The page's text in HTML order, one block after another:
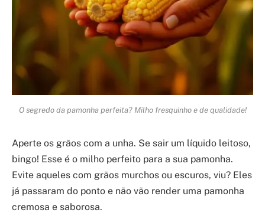
O segredo da pamonha perfeita? Milho fresquinho e de qualidade!
Aperte os grãos com a unha. Se sair um líquido leitoso,
bingo! Esse é o milho perfeito para a sua pamonha.
Evite aqueles com grãos murchos ou escuros, viu? Eles
já passaram do ponto e não vão render uma pamonha
cremosa e saborosa.